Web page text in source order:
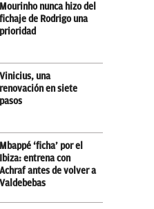
Mourinho nunca hizo del
fichaje de Rodrigo una
prioridad
Vinicius, una
renovación en siete
pasos
Mbappé ‘ficha’ por el
Ibiza: entrena con
Achraf antes de volver a
Valdebebas